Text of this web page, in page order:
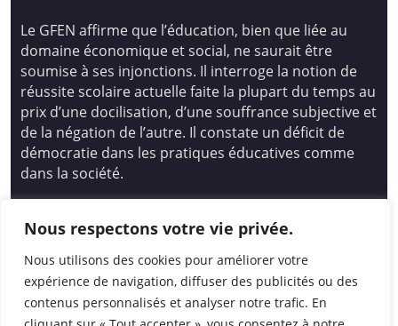
Nous respectons votre vie privée.
Nous utilisons des cookies pour améliorer votre
expérience de navigation, diffuser des publicités ou des
contenus personnalisés et analyser notre trafic. En
Le GFEN affirme que l’éducation, bien que liée au
domaine économique et social, ne saurait être
soumise à ses injonctions. Il interroge la notion de
réussite scolaire actuelle faite la plupart du temps au
prix d’une docilisation, d’une souffrance subjective et
de la négation de l’autre. Il constate un déficit de
démocratie dans les pratiques éducatives comme
dans la société.
Nouvelle
14 avenue Spinoza 94200 Ivry Sur Seine
01 46 72 53 17 – gfen@gfen.asso.fr